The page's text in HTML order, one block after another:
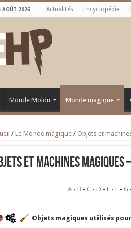
AOÛT 2026 Actualités Encyclopédie
Monde Moldu Monde magique
/ Le Monde magique / Objets et
et machines magiques
A B C D E F G
Objets magiques utilisés